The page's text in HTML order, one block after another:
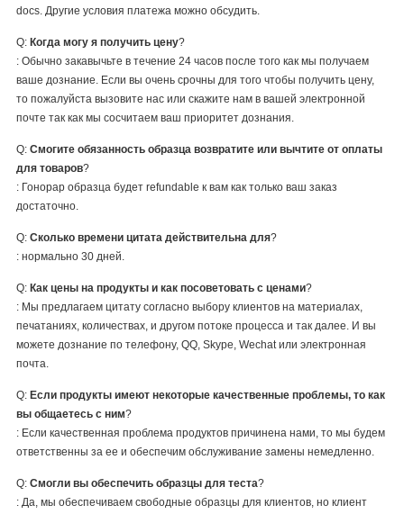
docs. Другие условия платежа можно обсудить.
Q: Когда могу я получить цену?
: Обычно закавычьте в течение 24 часов после того как мы получаем
ваше дознание. Если вы очень срочны для того чтобы получить цену,
то пожалуйста вызовите нас или скажите нам в вашей электронной
почте так как мы сосчитаем ваш приоритет дознания.
Q: Смогите обязанность образца возвратите или вычтите от оплаты
для товаров?
: Гонорар образца будет refundable к вам как только ваш заказ
достаточно.
Q: Сколько времени цитата действительна для?
: нормально 30 дней.
Q: Как цены на продукты и как посоветовать с ценами?
: Мы предлагаем цитату согласно выбору клиентов на материалах,
печатаниях, количествах, и другом потоке процесса и так далее. И вы
можете дознание по телефону, QQ, Skype, Wechat или электронная
почта.
Q: Если продукты имеют некоторые качественные проблемы, то как
вы общаетесь с ним?
: Если качественная проблема продуктов причинена нами, то мы будем
ответственны за ее и обеспечим обслуживание замены немедленно.
Q: Смогли вы обеспечить образцы для теста?
: Да, мы обеспечиваем свободные образцы для клиентов, но клиент